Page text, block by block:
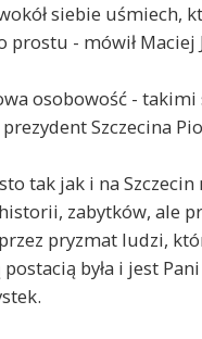
siebie uśmiech,
prostu - mówił Maciej
osobowość - takimi
Szczecina
tak jak i na
zabytków, ale
pryzmat ludzi,
postacią była i jest